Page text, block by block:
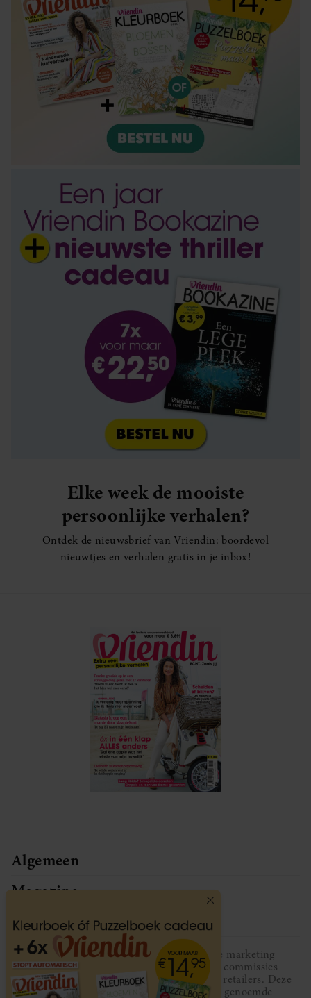
informatie die u aan ze heeft verstrekt of die ze hebben
verzameld op basis van uw gebruik van hun services. U
gaat akkoord met onze cookies als u onze website blijft
gebruiken.
Elke week de mooiste
persoonlijke verhalen?
Ontdek de nieuwsbrief van Vriendin: boordevol
nieuwtjes en verhalen gratis in je inbox!
Algemeen
Magazine
Service
Vriendin participeert in diverse affiliate marketing
programma’s, dat houdt in dat Vriendin commissies
ontvangt voor aankopen middels links van retailers. Deze
website wordt niet gesponsord door de genoemde